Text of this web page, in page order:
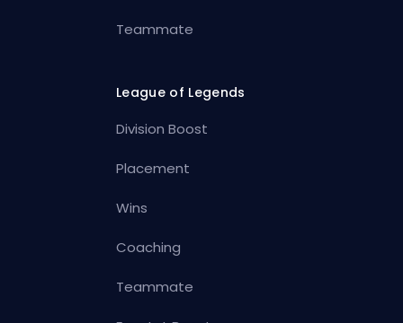
Teammate
League of Legends
Division Boost
Placement
Wins
Coaching
Teammate